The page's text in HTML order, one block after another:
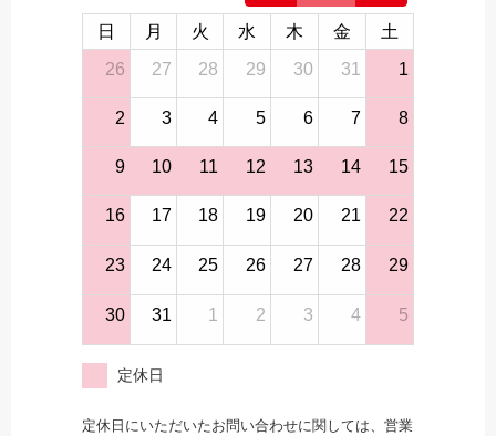
日 月 火 水 木 金
土
26
27 28 29 30 31 1
2 3 4 5 6 7 8
9 10 11 12 13 14 15
16 17 18 19 20 21 22
23 24 25 26 27 28 29
30 31 1 2 3 4 5
定休日
定休日にいただいたお問い合わせに関しては、営業